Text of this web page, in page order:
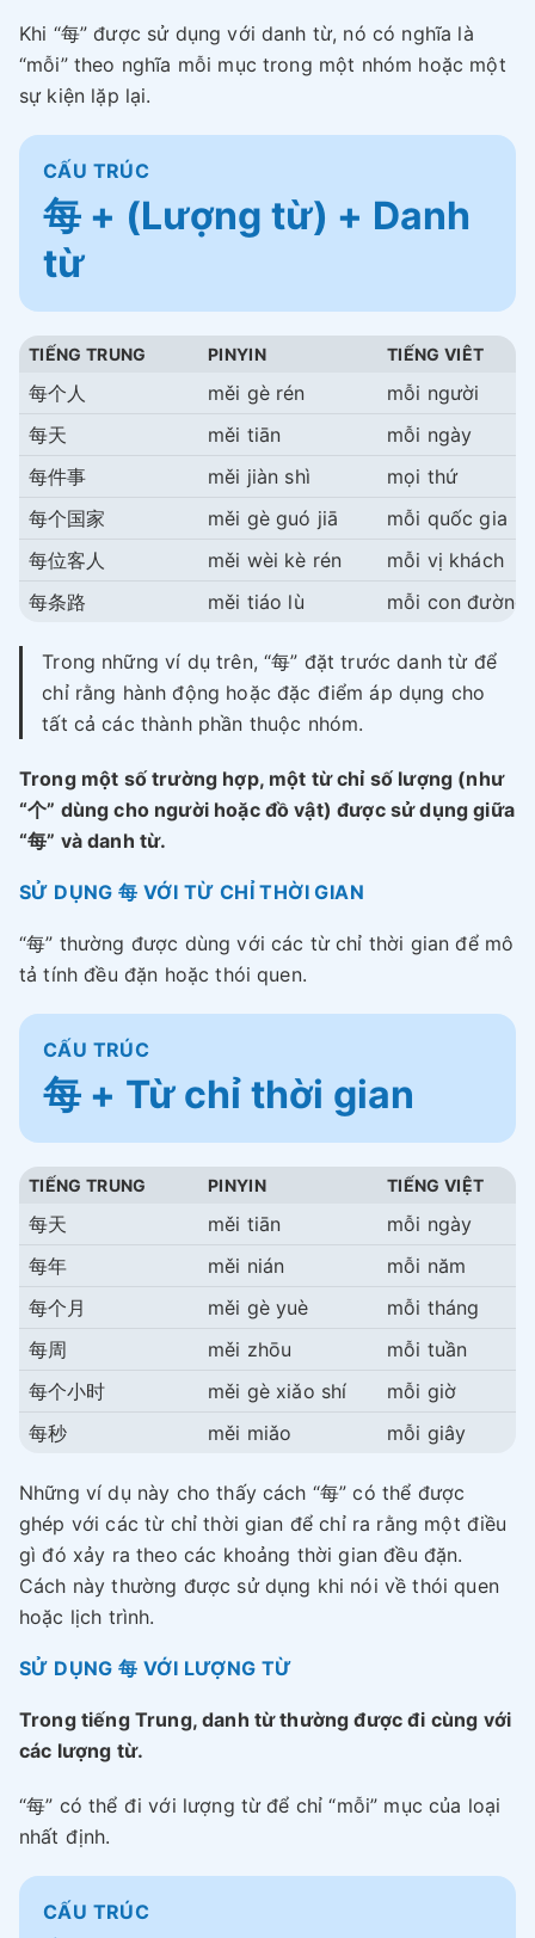
Khi “每” được sử dụng với danh từ, nó có nghĩa là
“mỗi” theo nghĩa mỗi mục trong một nhóm hoặc một
sự kiện lặp lại.
CẤU TRÚC
每 + (Lượng từ) + Danh
từ
TIẾNG TRUNG PINYIN TIẾNG VIÊT
每个人 měi gè rén
mỗi người
每天
měi tiān
mỗi ngày
每件事
měi jiàn shì
mọi thứ
每个国家
měi gè guó jiā
mỗi quốc gia
每位客人
měi wèi kè rén
mỗi vị khách
每条路
měi tiáo lù mỗi con đường
Trong những ví dụ trên, “每” đặt trước danh từ để
chỉ rằng hành động hoặc đặc điểm áp dụng cho
tất cả các thành phần thuộc nhóm.
Trong một số trường hợp, một từ chỉ số lượng (như
“个” dùng cho người hoặc đồ vật) được sử dụng giữa
“每” và danh từ.
SỬ DỤNG 每 VỚI TỪ CHỈ THỜI GIAN
“每” thường được dùng với các từ chỉ thời gian để mô
tả tính đều đặn hoặc thói quen.
CẤU TRÚC
每 + Từ chỉ thời gian
TIẾNG TRUNG PINYIN TIẾNG VIỆT
每天 měi tiān
mỗi ngày
每年
měi nián
mỗi năm
每个月
měi gè yuè
mỗi tháng
每周
měi zhōu
mỗi tuần
每个小时
měi gè xiǎo shí
mỗi giờ
每秒
měi miǎo mỗi giây
Những ví dụ này cho thấy cách “每” có thể được
ghép với các từ chỉ thời gian để chỉ ra rằng một điều
gì đó xảy ra theo các khoảng thời gian đều đặn.
Cách này thường được sử dụng khi nói về thói quen
hoặc lịch trình.
SỬ DỤNG 每 VỚI LƯỢNG TỪ
Trong tiếng Trung, danh từ thường được đi cùng với
các lượng từ.
“每” có thể đi với lượng từ để chỉ “mỗi” mục của loại
nhất định.
CẤU TRÚC